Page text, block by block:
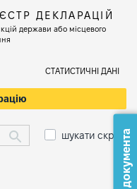
ДЕКЛАРАЦІЙ
держави або місцевого
СТАТИСТИЧНІ ДАНІ
шукати скрізь